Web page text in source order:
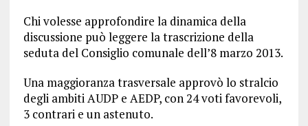
Chi volesse approfondire la dinamica della
discussione può leggere la trascrizione della
seduta del Consiglio comunale dell’8 marzo 2013.
Una maggioranza trasversale approvò lo stralcio
degli ambiti AUDP e AEDP, con 24 voti favorevoli,
3 contrari e un astenuto.